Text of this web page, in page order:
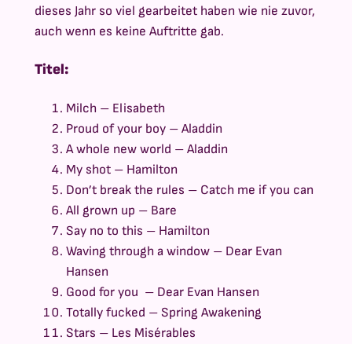
dieses Jahr so viel gearbeitet haben wie nie zuvor,
auch wenn es keine Auftritte gab.
Titel:
Milch – Elisabeth
Proud of your boy – Aladdin
A whole new world – Aladdin
My shot – Hamilton
Don’t break the rules – Catch me if you can
All grown up – Bare
Say no to this – Hamilton
Waving through a window – Dear Evan
Hansen
Good for you – Dear Evan Hansen
Totally fucked – Spring Awakening
Stars – Les Misérables